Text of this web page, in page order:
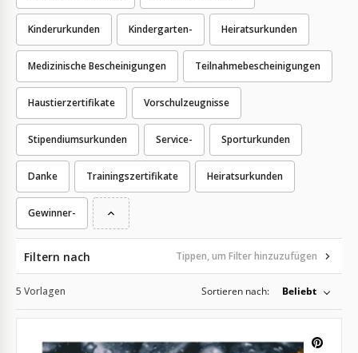
Kinderurkunden Kindergarten- Heiratsurkunden
Medizinische Bescheinigungen Teilnahmebescheinigungen
Haustierzertifikate Vorschulzeugnisse
Stipendiumsurkunden Service- Sporturkunden
Danke Trainingszertifikate Heiratsurkunden
Gewinner-
Filtern nach Tippen, um Filter hinzuzufügen
5 Vorlagen Sortieren nach: Beliebt